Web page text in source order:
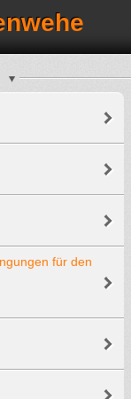
für den